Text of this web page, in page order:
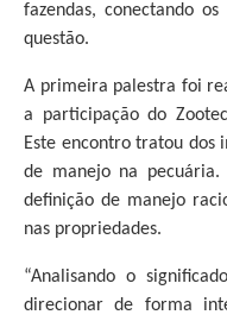
fazendas, conectando
questão.
A primeira palestra foi
a participação do
Este encontro tratou dos
de manejo na pecuária.
definição de manejo
nas propriedades.
“Analisando o
direcionar de forma